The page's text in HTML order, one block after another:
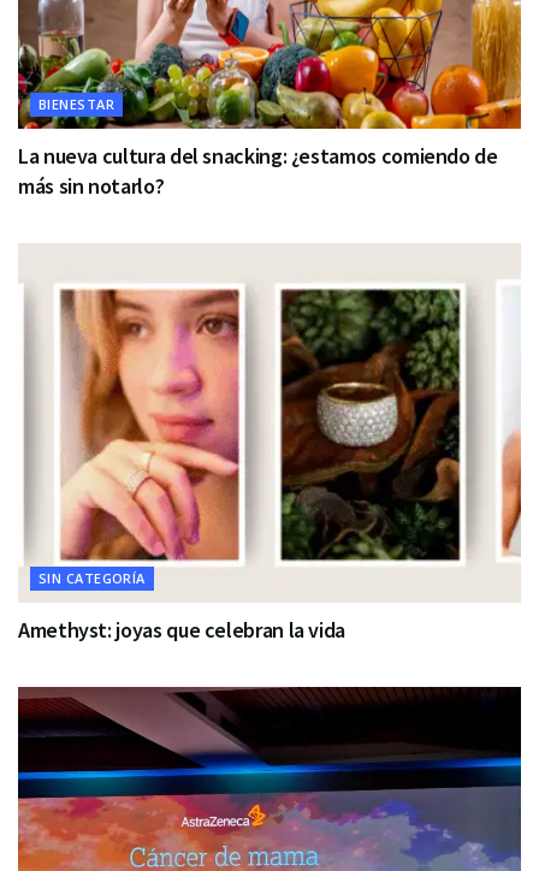
BIENESTAR
La nueva cultura del snacking: ¿estamos comiendo de
más sin notarlo?
SIN CATEGORÍA
Amethyst: joyas que celebran la vida